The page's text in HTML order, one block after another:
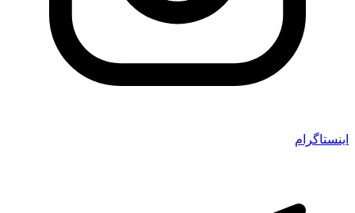
اینستاگرام